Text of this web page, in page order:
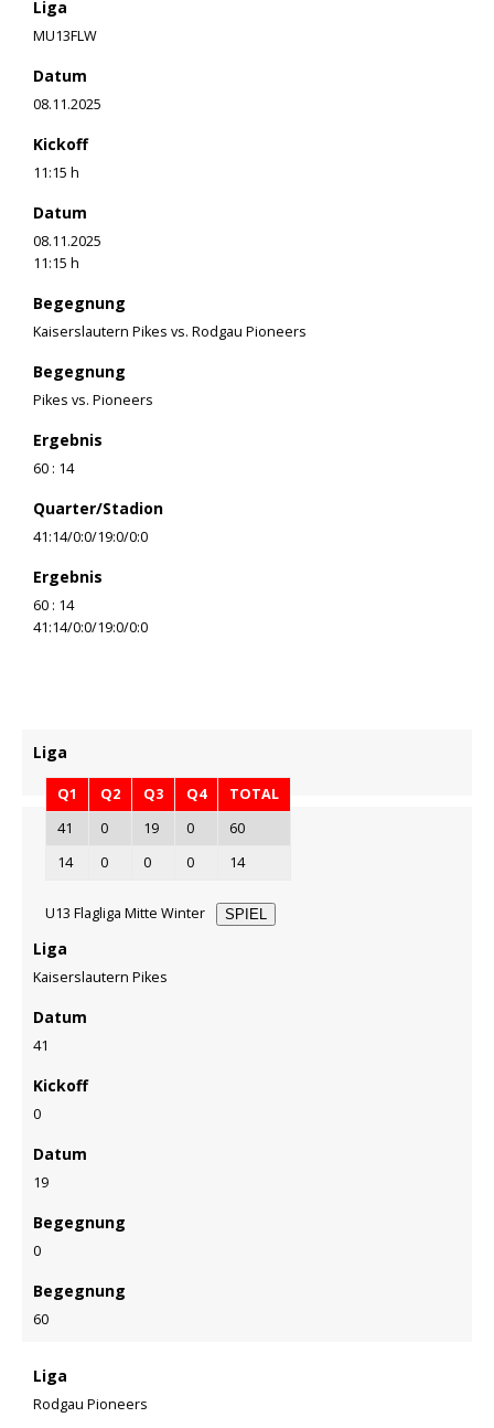
Liga
MU13FLW
Datum
08.11.2025
Kickoff
11:15 h
Datum
08.11.2025
11:15 h
Begegnung
Kaiserslautern Pikes vs. Rodgau Pioneers
Begegnung
Pikes vs. Pioneers
Ergebnis
60 : 14
Quarter/Stadion
41:14/0:0/19:0/0:0
Ergebnis
60 : 14
41:14/0:0/19:0/0:0
Liga
Q1 Q2 Q3 Q4
TOTAL
41
0 19 0
60
14
0 0 0 14
U13 Flagliga Mitte Winter SPIEL
Liga
Kaiserslautern Pikes
Datum
41
Kickoff
0
Datum
19
Begegnung
0
Begegnung
60
Liga
Rodgau Pioneers